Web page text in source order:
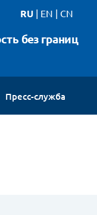
без границ
RU | EN | CN
Пресс-служба